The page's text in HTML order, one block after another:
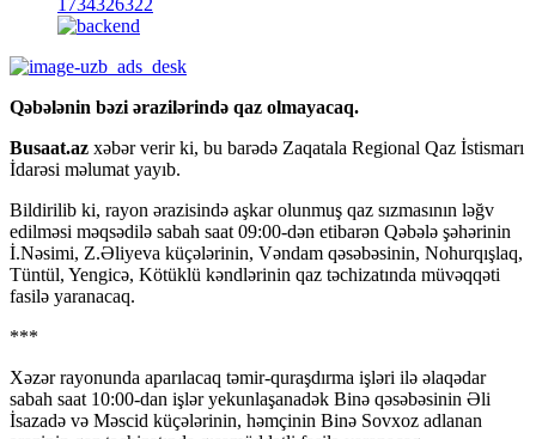
Qəbələnin bəzi ərazilərində qaz olmayacaq.
Busaat.az xəbər verir ki, bu barədə Zaqatala Regional Qaz İstismarı
İdarəsi məlumat yayıb.
Bildirilib ki, rayon ərazisində aşkar olunmuş qaz sızmasının ləğv
edilməsi məqsədilə sabah saat 09:00-dən etibarən Qəbələ şəhərinin
İ.Nəsimi, Z.Əliyeva küçələrinin, Vəndam qəsəbəsinin, Nohurqışlaq,
Tüntül, Yengicə, Kötüklü kəndlərinin qaz təchizatında müvəqqəti
fasilə yaranacaq.
***
Xəzər rayonunda aparılacaq təmir-quraşdırma işləri ilə əlaqədar
sabah saat 10:00-dan işlər yekunlaşanadək Binə qəsəbəsinin Əli
İsazadə və Məscid küçələrinin, həmçinin Binə Sovxoz adlanan